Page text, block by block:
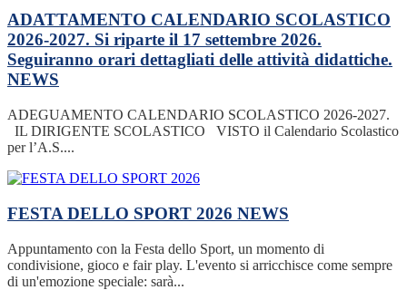
ADATTAMENTO CALENDARIO SCOLASTICO
2026-2027. Si riparte il 17 settembre 2026.
Seguiranno orari dettagliati delle attività didattiche.
NEWS
ADEGUAMENTO CALENDARIO SCOLASTICO 2026-2027.
IL DIRIGENTE SCOLASTICO VISTO il Calendario Scolastico
per l’A.S....
FESTA DELLO SPORT 2026 NEWS
Appuntamento con la Festa dello Sport, un momento di
condivisione, gioco e fair play. L'evento si arricchisce come sempre
di un'emozione speciale: sarà...